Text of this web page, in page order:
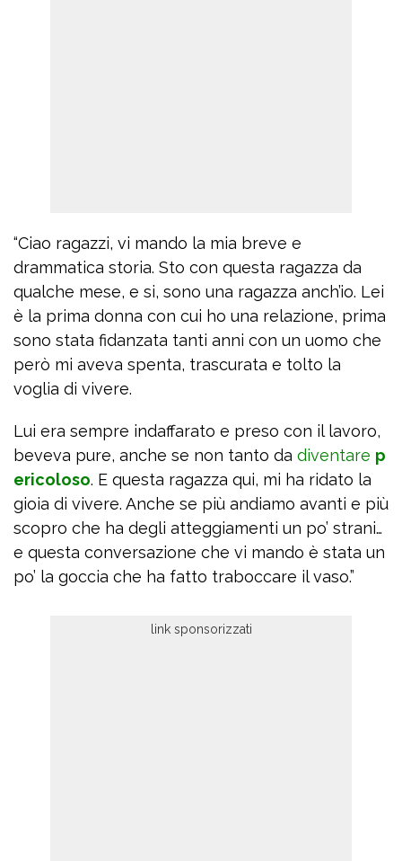
“Ciao ragazzi, vi mando la mia breve e
drammatica storia. Sto con questa ragazza da
qualche mese, e si, sono una ragazza anch’io. Lei
è la prima donna con cui ho una relazione, prima
sono stata fidanzata tanti anni con un uomo che
però mi aveva spenta, trascurata e tolto la
voglia di vivere.
Lui era sempre indaffarato e preso con il lavoro,
beveva pure, anche se non tanto da diventare p
ericoloso. E questa ragazza qui, mi ha ridato la
gioia di vivere. Anche se più andiamo avanti e più
scopro che ha degli atteggiamenti un po’ strani…
e questa conversazione che vi mando è stata un
po’ la goccia che ha fatto traboccare il vaso.”